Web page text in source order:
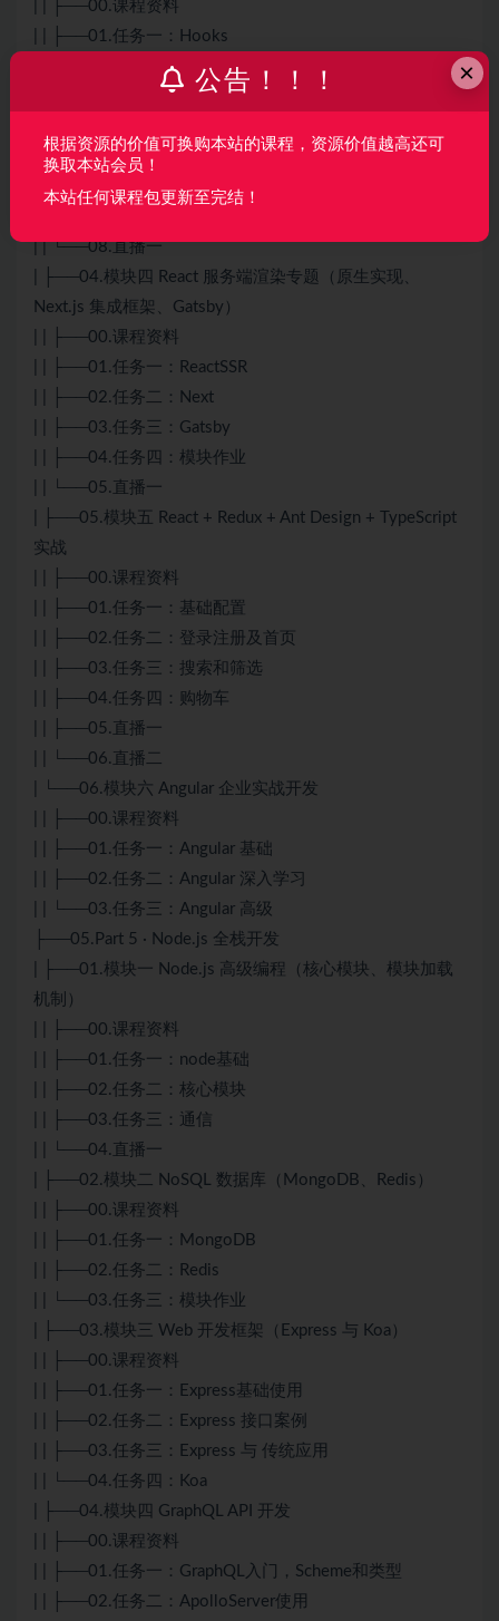
| | ├──00.课程资料
| | ├──01.任务一：Hooks
| | ├──02.任务二：Formik
| | ├──03.任务三：Component
| | ├──05.任务五：ChakraUI
| | ├──06.任务六：React组件性能优化
| | └──08.直播一
| ├──04.模块四 React 服务端渲染专题（原生实现、
Next.js 集成框架、Gatsby）
| | ├──00.课程资料
| | ├──01.任务一：ReactSSR
| | ├──02.任务二：Next
| | ├──03.任务三：Gatsby
| | ├──04.任务四：模块作业
| | └──05.直播一
| ├──05.模块五 React + Redux + Ant Design + TypeScript
实战
| | ├──00.课程资料
| | ├──01.任务一：基础配置
| | ├──02.任务二：登录注册及首页
| | ├──03.任务三：搜索和筛选
| | ├──04.任务四：购物车
| | ├──05.直播一
| | └──06.直播二
| └──06.模块六 Angular 企业实战开发
| | ├──00.课程资料
| | ├──01.任务一：Angular 基础
| | ├──02.任务二：Angular 深入学习
| | └──03.任务三：Angular 高级
├──05.Part 5 · Node.js 全栈开发
| ├──01.模块一 Node.js 高级编程（核心模块、模块加载
机制）
| | ├──00.课程资料
| | ├──01.任务一：node基础
| | ├──02.任务二：核心模块
| | ├──03.任务三：通信
| | └──04.直播一
| ├──02.模块二 NoSQL 数据库（MongoDB、Redis）
| | ├──00.课程资料
| | ├──01.任务一：MongoDB
| | ├──02.任务二：Redis
| | └──03.任务三：模块作业
| ├──03.模块三 Web 开发框架（Express 与 Koa）
| | ├──00.课程资料
| | ├──01.任务一：Express基础使用
| | ├──02.任务二：Express 接口案例
| | ├──03.任务三：Express 与 传统应用
| | └──04.任务四：Koa
| ├──04.模块四 GraphQL API 开发
| | ├──00.课程资料
| | ├──01.任务一：GraphQL入门，Scheme和类型
| | ├──02.任务二：ApolloServer使用
×
公告！！！
根据资源的价值可换购本站的课程，资源价值越高还可
换取本站会员！
本站任何课程包更新至完结！